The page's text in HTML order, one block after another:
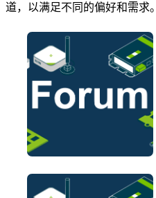
道，以满足不同的偏好和需求。